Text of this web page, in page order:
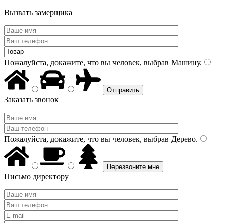
Вызвать замерщика
Пожалуйста, докажите, что вы человек, выбрав Машину.
Заказать звонок
Пожалуйста, докажите, что вы человек, выбрав Дерево.
Письмо директору